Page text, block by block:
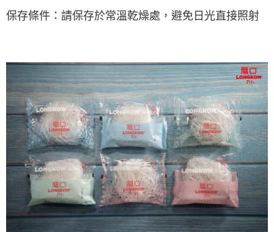
帳／街口支付／iPASS MONEY」等通路繳費。
買賣價金債權讓與本公司後，依約使用本公司帳單繳交帳款。
2.基於同意付款使用「大哥付你分期」之契約關係目的，商店將以您的個人
資料（包含姓名、電話或地址）提供予台灣大哥大進項蒐集、處理及利用，
由本公司與您本人進行分期帳單所需資料之確認、核對及更正。
3.完整用戶服務條款，請詳閱以下連結： https://oppay.tw/userRule
２．訂單成立數日內，您將收到繳費通知簡訊。
購買商品的店家。未經商家同意取消之訂單仍視為有效，需透過AFTEE先享
後付繳納相關費用。
※ 交易是否成功請以「AFTEE先享後付 」之結帳頁面顯示為準，若有關於
是否繳費成功／繳費後需取消欲退款等相關疑問，請聯繫「AFTEE先享後付
客戶支援中心」 https://netprotections.freshdesk.com/support/home
【注意事項】
１．透過由恩沛科技股份有限公司提供之「AFTEE先享後付」服務完成之交
易，需依本服務之必要範圍內提供個人資料，並將交易相關給付款項請求債
權轉讓予恩沛科技股份有限公司。
２．關於個人資料處理事宜，請瀏覽以下網址：
https://aftee.tw/terms/#terms3
３．未成年的使用者請事先徵得法定代理人或監護人之同意方可使用
「AFTEE先享後付」，若未經同意申辦者引起之損失，本公司不負相關責
任。
４．使用「AFTEE先享後付」時，將依據個別帳號之用戶狀況，依本公司即
每筆NT$100，滿NT$1,000(含以上)免運費
常溫貨到付款
每筆NT$150，滿NT$1,500(含以上)免運費
保存條件：請保存於常溫乾燥處，避免日光直接照射